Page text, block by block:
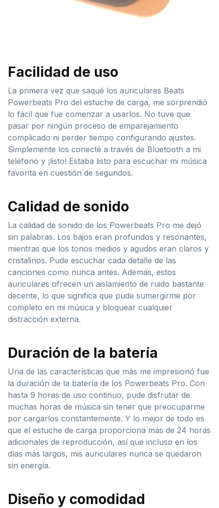
Facilidad de uso
La primera vez que saqué los auriculares Beats
Powerbeats Pro del estuche de carga, me sorprendió
lo fácil que fue comenzar a usarlos. No tuve que
pasar por ningún proceso de emparejamiento
complicado ni perder tiempo configurando ajustes.
Simplemente los conecté a través de Bluetooth a mi
teléfono y ¡listo! Estaba listo para escuchar mi música
favorita en cuestión de segundos.
Calidad de sonido
La calidad de sonido de los Powerbeats Pro me dejó
sin palabras. Los bajos eran profundos y resonantes,
mientras que los tonos medios y agudos eran claros y
cristalinos. Pude escuchar cada detalle de las
canciones como nunca antes. Además, estos
auriculares ofrecen un aislamiento de ruido bastante
decente, lo que significa que pude sumergirme por
completo en mi música y bloquear cualquier
distracción externa.
Duración de la batería
Una de las características que más me impresionó fue
la duración de la batería de los Powerbeats Pro. Con
hasta 9 horas de uso continuo, pude disfrutar de
muchas horas de música sin tener que preocuparme
por cargarlos constantemente. Y lo mejor de todo es
que el estuche de carga proporciona más de 24 horas
adicionales de reproducción, así que incluso en los
días más largos, mis auriculares nunca se quedaron
sin energía.
Diseño y comodidad